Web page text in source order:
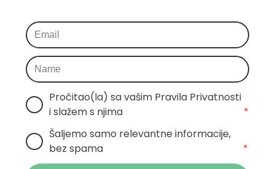
Pročitao(la) sa vašim Pravila Privatnosti
i slažem s njima
*
Šaljemo samo relevantne informacije,
bez spama
*